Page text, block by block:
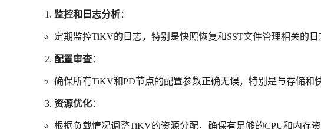
监控和日志分析：
定期监控TiKV的日志，特别是快照恢复和SST文件管理相关的日
配置审查：
确保所有TiKV和PD节点的配置参数正确无误，特别是与存储和
资源优化：
根据负载情况调整TiKV的资源分配，确保有足够的CPU和内存